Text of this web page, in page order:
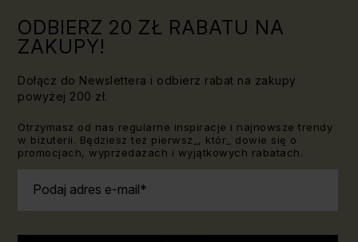
ODBIERZ 20 ZŁ RABATU NA
ZAKUPY!
Dołącz do Newslettera i odbierz rabat na zakupy
powyżej 200 zł.
Otrzymasz od nas regularne inspiracje i najnowsze trendy
w biżuterii. Będziesz też pierwsz_, któr_ dowie się o
promocjach, wyprzedażach i wyjątkowych rabatach.
Podaj adres e-mail